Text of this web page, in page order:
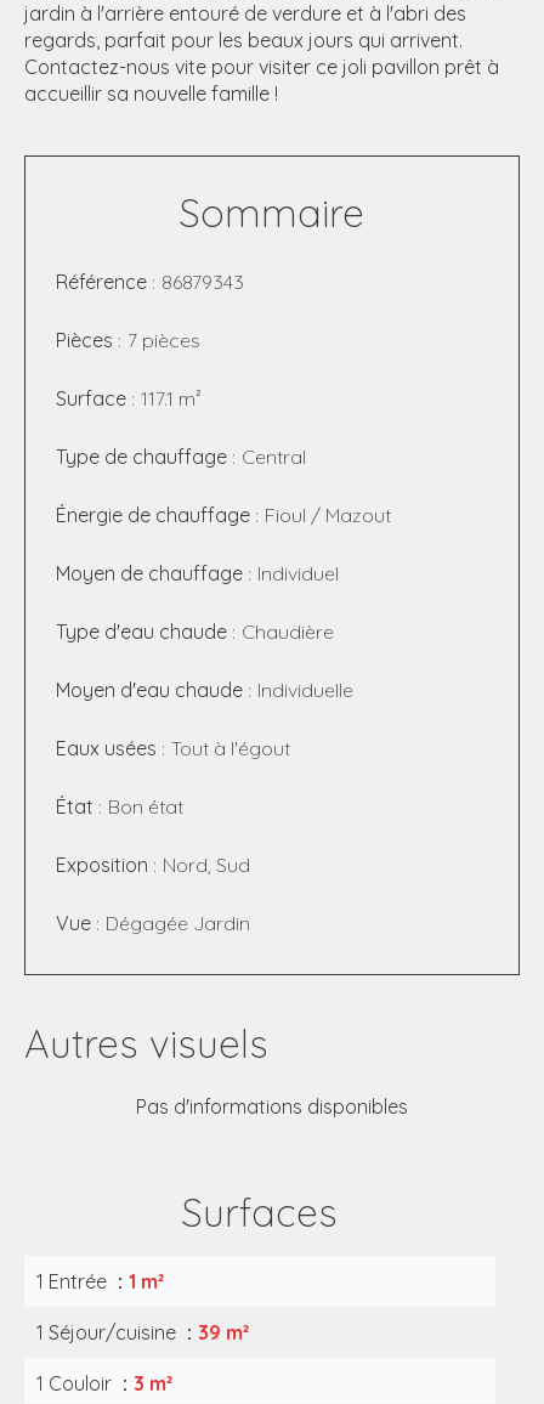
jardin à l'arrière entouré de verdure et à l'abri des
regards, parfait pour les beaux jours qui arrivent.
Contactez-nous vite pour visiter ce joli pavillon prêt à
accueillir sa nouvelle famille !
Sommaire
Référence 86879343
Pièces 7 pièces
Surface 117.1 m²
Type de chauffage Central
Énergie de chauffage Fioul / Mazout
Moyen de chauffage Individuel
Type d'eau chaude Chaudière
Moyen d'eau chaude Individuelle
Eaux usées Tout à l'égout
État Bon état
Exposition Nord, Sud
Vue Dégagée Jardin
Autres visuels
Pas d'informations disponibles
Surfaces
1 Entrée 1 m²
1 Séjour/cuisine 39 m²
1 Couloir 3 m²